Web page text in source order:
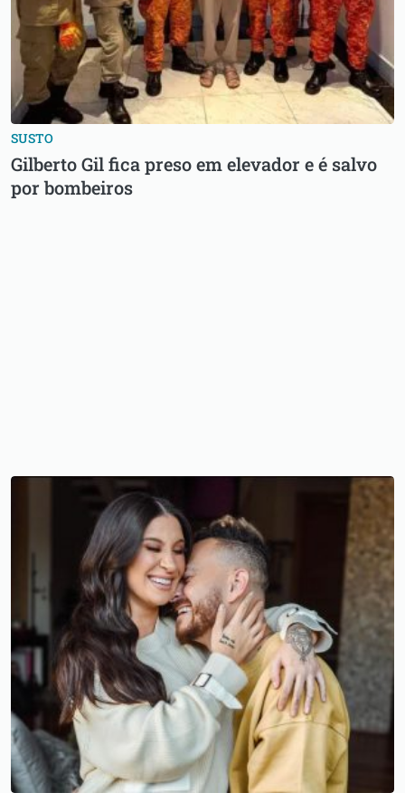
SUSTO
Gilberto Gil fica preso em elevador e é salvo
por bombeiros